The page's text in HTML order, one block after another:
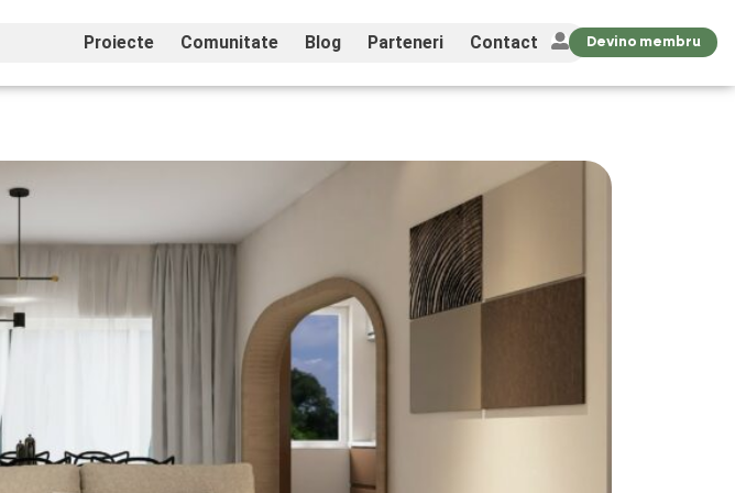
Proiecte Comunitate Blog Parteneri Contact Devino membru